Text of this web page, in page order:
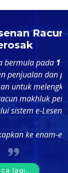
Makhluk
1 Oktober 2024
penyimpanan
modul
secara
LRMP.
enam modul ...